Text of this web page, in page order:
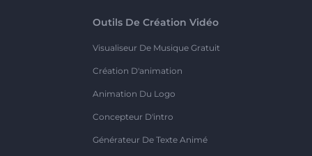
Outils De Création Vidéo
Visualiseur De Musique Gratuit
Création D'animation
Animation Du Logo
Concepteur D'intro
Générateur De Texte Animé